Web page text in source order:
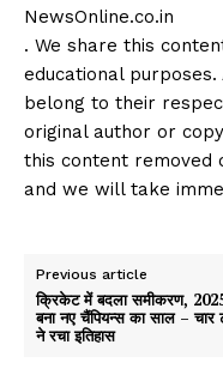
NewsOnline.co.in
. We share this
educational
belong to their
original author or
this content removed
and we will take
Previous article
क्रिकेट में बदला समीकरण,
बना नए चैंपियन्स का साल – चार
ने रचा इतिहास